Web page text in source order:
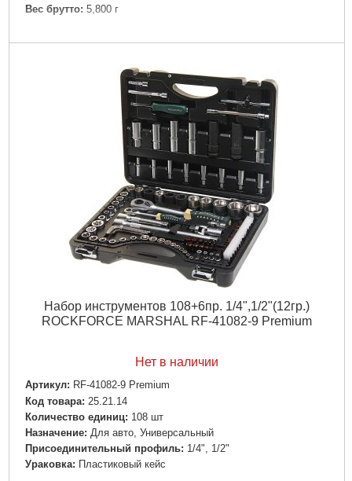
Вес брутто: 5,800 г
Подробнее...
Набор инструментов 108+6пр. 1/4",1/2"(12гр.)
ROCKFORCE MARSHAL RF-41082-9 Premium
Нет в наличии
Артикул: RF-41082-9 Premium
Код товара: 25.21.14
Количество единиц: 108 шт
Назначение: Для авто, Универсальный
Пpиcoeдинитeльный пpoфиль: 1/4", 1/2"
Ураковка: Пластиковый кейс